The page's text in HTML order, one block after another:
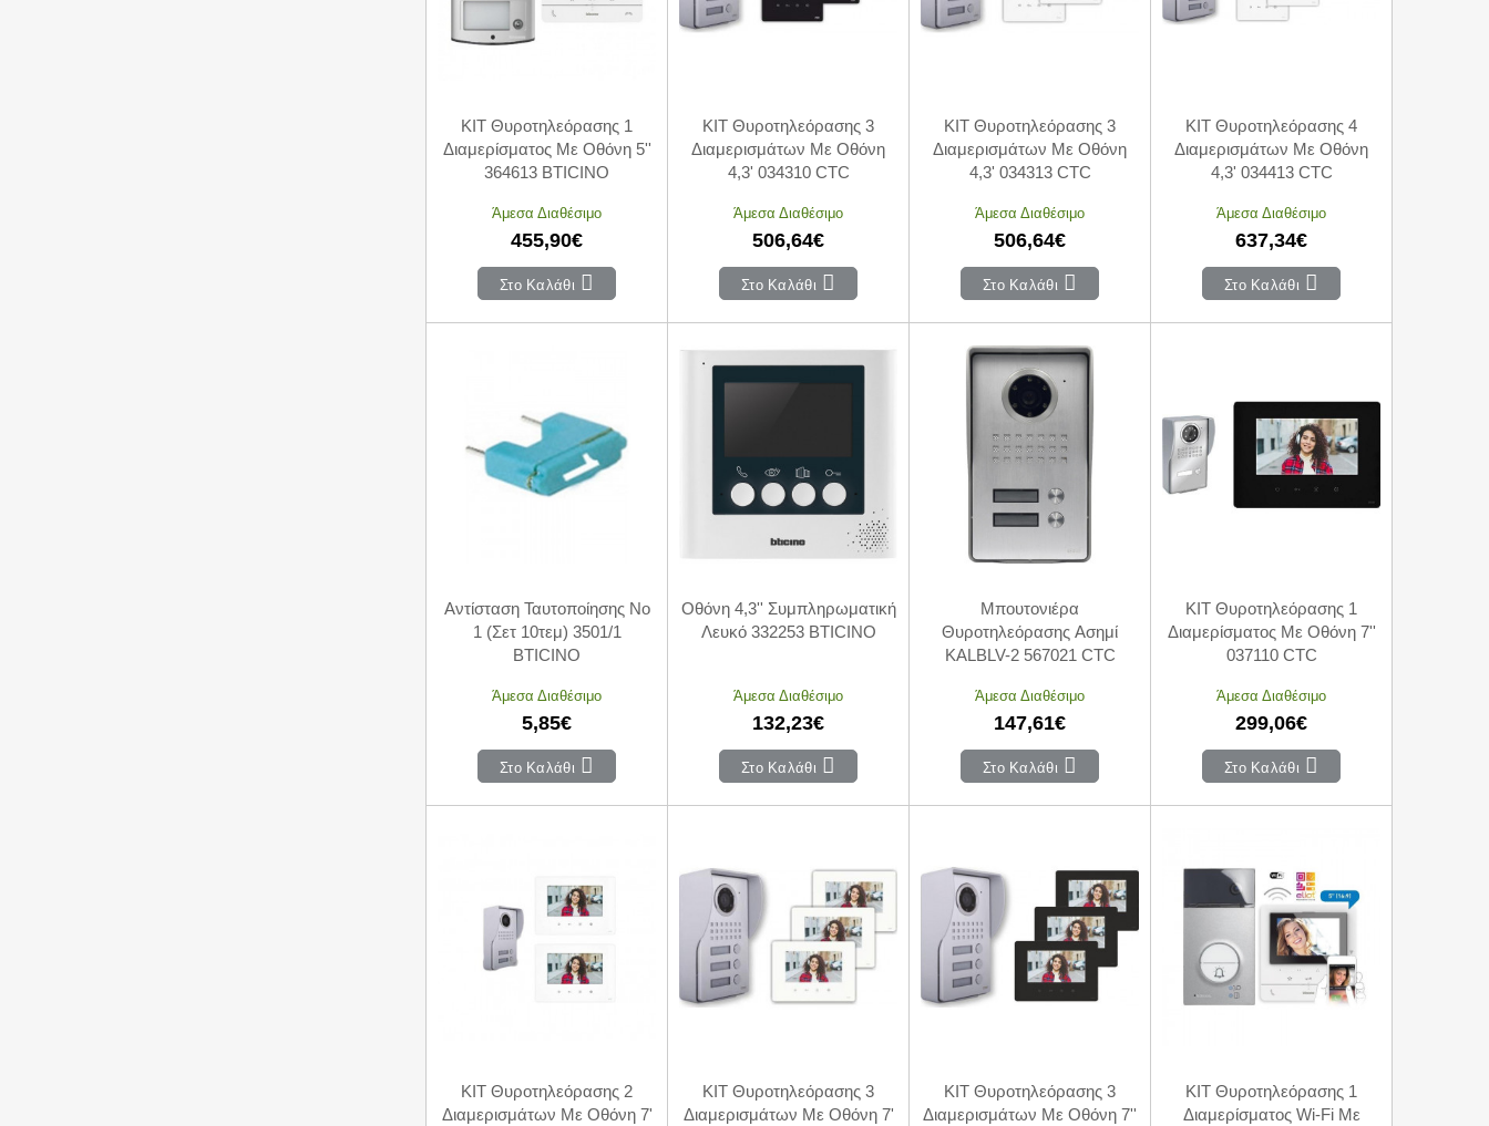
KIT Θυροτηλεόρασης 1
Διαμερίσματος Με Οθόνη 5''
364613 BTICINO
Άμεσα Διαθέσιμο
455,90€
Στο Καλάθι
KIT Θυροτηλεόρασης 3
Διαμερισμάτων Με Οθόνη
4,3' 034310 CTC
Άμεσα Διαθέσιμο
506,64€
Στο Καλάθι
KIT Θυροτηλεόρασης 3
Διαμερισμάτων Με Οθόνη
4,3' 034313 CTC
Άμεσα Διαθέσιμο
506,64€
Στο Καλάθι
KIT Θυροτηλεόρασης 4
Διαμερισμάτων Με Οθόνη
4,3' 034413 CTC
Άμεσα Διαθέσιμο
637,34€
Στο Καλάθι
Αντίσταση Ταυτοποίησης Νο
1 (Σετ 10τεμ) 3501/1
BTICINO
Άμεσα Διαθέσιμο
5,85€
Στο Καλάθι
Οθόνη 4,3'' Συμπληρωματική
Λευκό 332253 BTICINO
Άμεσα Διαθέσιμο
132,23€
Στο Καλάθι
Mπουτονιέρα
Θυροτηλεόρασης Ασημί
KALBLV-2 567021 CTC
Άμεσα Διαθέσιμο
147,61€
Στο Καλάθι
KIT Θυροτηλεόρασης 1
Διαμερίσματος Με Οθόνη 7''
037110 CTC
Άμεσα Διαθέσιμο
299,06€
Στο Καλάθι
KIT Θυροτηλεόρασης 2
Διαμερισμάτων Με Οθόνη 7'
KIT Θυροτηλεόρασης 3
Διαμερισμάτων Με Οθόνη 7'
KIT Θυροτηλεόρασης 3
Διαμερισμάτων Με Οθόνη 7''
KIT Θυροτηλεόρασης 1
Διαμερίσματος Wi-Fi Με